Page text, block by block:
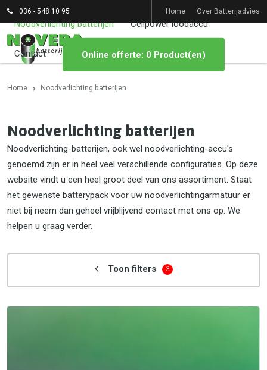
036 - 548 10 95 Home Over Batterijadvies
Noodverlichting batterijen Cellpower loodaccu
Contact Online offerte: 0 Product(en)
Home Noodverlichting batterijen
Noodverlichting batterijen
Noodverlichting-batterijen, ook wel noodverlichting-accu's
genoemd zijn er in heel veel verschillende configuraties. Op deze
website vindt u een heel groot deel van ons assortiment. Staat
het gewenste batterypack voor uw noodverlichtingarmatuur er
niet bij neem dan geheel vrijblijvend contact met ons op. We
helpen u graag verder.
Toon filters 3